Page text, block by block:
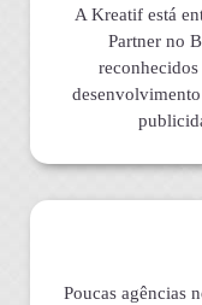
A Kreatif está
Partner no
Poucas agências